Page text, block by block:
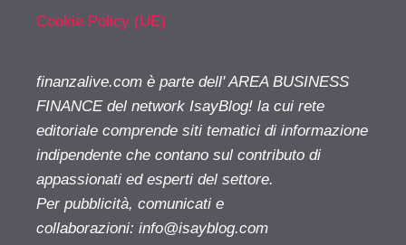
Cookie Policy (UE)
finanzalive.com è parte dell' AREA BUSINESS
FINANCE del network IsayBlog! la cui rete
editoriale comprende siti tematici di informazione
indipendente che contano sul contributo di
appassionati ed esperti del settore.
Per pubblicità, comunicati e
collaborazioni: info@isayblog.com